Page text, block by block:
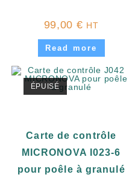
99,00 € HT
Read more
ÉPUISÉ
Carte de contrôle
MICRONOVA I023-6
pour poêle à granulé